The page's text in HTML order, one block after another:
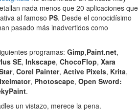
nada menos que 20 aplicaciones que
al famoso PS. Desde el conocidísimo
pasado más inadvertidos como
programas: Gimp,Paint.net,
SE, Inkscape, ChocoFlop, Xara
, Corel Painter, Active Pixels, Krita,
, Photoscape, Open Sword:
.
un vistazo, merece la pena.